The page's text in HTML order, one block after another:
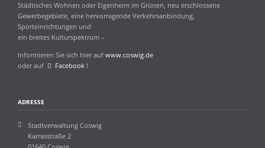
Städtisches Wohnen oder Eigenheim im Grünen, neu erschlossene
Gewerbegebiete, eine hervorragende Verkehrsanbindung,
Sporteinrichtungen und
ein breites Kulturspektrum –
Informieren Sie sich hier auf www.coswig.de
oder auf
Facebook !
ADRESSE
Stadtverwaltung Coswig
Karrasstraße 2